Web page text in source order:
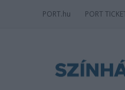
PORT.hu PORT